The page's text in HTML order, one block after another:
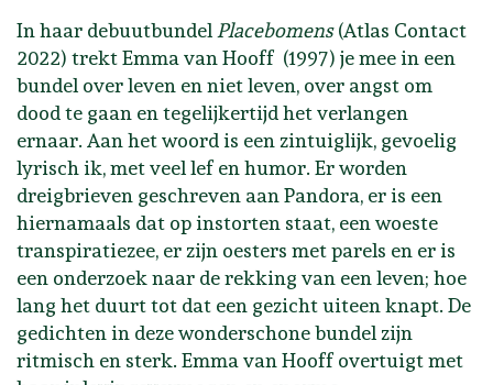
In haar debuutbundel Placebomens(Atlas Contact
2022) trekt Emma van Hooff (1997) je mee in een
bundel over leven en niet leven, over angst om
dood te gaan en tegelijkertijd het verlangen
ernaar. Aan het woord is een zintuiglijk, gevoelig
lyrisch ik, met veel lef en humor. Er worden
dreigbrieven geschreven aan Pandora, er is een
hiernamaals dat op instorten staat, een woeste
transpiratiezee, er zijn oesters met parels en er is
een onderzoek naar de rekking van een leven; hoe
lang het duurt tot dat een gezicht uiteen knapt. De
gedichten in deze wonderschone bundel zijn
ritmisch en sterk. Emma van Hooff overtuigt met